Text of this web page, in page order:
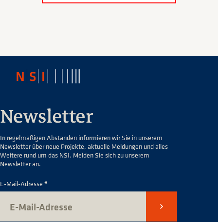
Newsletter
In regelmäßigen Abständen informieren wir Sie in unserem
Newsletter über neue Projekte, aktuelle Meldungen und alles
Weitere rund um das NSI. Melden Sie sich zu unserem
Newsletter an.
E-Mail-Adresse *
Senden